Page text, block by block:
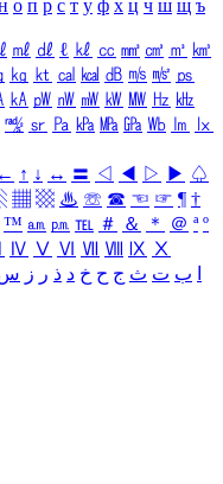
о п р с т у ф х ц ч ш щ ъ
㎖ ㎗ ℓ ㎘ ㏄ ㎣ ㎤ ㎥ ㎦
㎏ ㏏ ㎈ ㎉ ㏈ ㎧ ㎨ ㎰
㎄ ㎺ ㎻ ㎽ ㎾ ㎿ ㎐ ㎑
㎯ ㏛ ㎩ ㎪ ㎫ ㎬ ㏝ ㏐
㏓
← ↑ ↓ ↔ 〓 ◁ ◀ ▷ ▶ ♤
▦ ▩ ♨ ☏ ☎ ☜ ☞ ¶ †
™ ㏂ ㏘ ℡ ＃ ＆ ＊ ＠ ª º
Ⅳ Ⅴ Ⅵ Ⅶ Ⅷ Ⅸ Ⅹ
ب ت ث ج ح خ د ذ ر ز